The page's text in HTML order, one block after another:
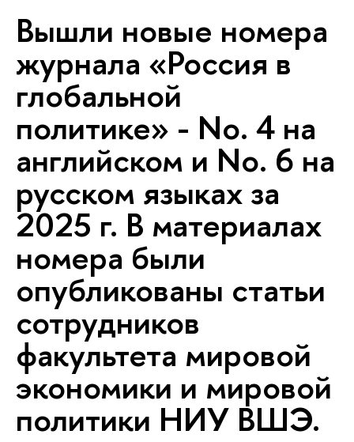
Вышли новые номера
журнала «Россия в
глобальной
политике» - No. 4 на
английском и No. 6 на
русском языках за
2025 г. В материалах
номера были
опубликованы статьи
сотрудников
факультета мировой
экономики и мировой
политики НИУ ВШЭ.